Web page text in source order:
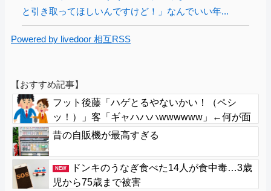
と引き取ってほしいんですけど！」なんでいい年...
Powered by livedoor 相互RSS
【おすすめ記事】
フット後藤「ハゲとるやないかい！（ペシ
ッ！）」客「ギャハハハwwwwww」←何が面
白いの？
昔の自販機が最高すぎる
NEW
ドンキのうなぎ食べた14人が食中毒…3歳
児から75歳まで被害